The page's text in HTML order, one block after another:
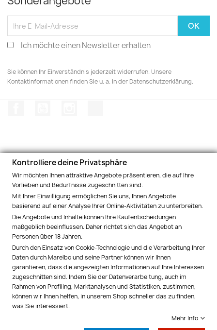
Ich möchte einen Newsletter erhalten
Sie können Ihr Einverständnis jederzeit widerrufen. Unsere
Kontaktinformationen finden Sie u. a. in der Datenschutzerklärung.
PRODUKTE
INFORMATIONEN UND BEDINGUNGEN
SOZIALE NETZWERKE
MARELBO EUROPE
IHR KONTO 
SHOP-EINSTELLUNGEN keyboard_arrow_down
Kontrolliere deine Privatsphäre
Wir möchten Ihnen attraktive Angebote präsentieren, die auf Ihre
Vorlieben und Bedürfnisse zugeschnitten sind.
Mit Ihrer Einwilligung ermöglichen Sie uns, Ihnen Angebote
basierend auf einer Analyse Ihrer Online-Aktivitäten zu unterbreiten.
Die Angebote und Inhalte können Ihre Kaufentscheidungen
maßgeblich beeinflussen. Daher richtet sich das Angebot an
Personen über 18 Jahren.
Durch den Einsatz von Cookie-Technologie und die Verarbeitung Ihrer
Daten durch Marelbo und seine Partner können wir Ihnen
garantieren, dass die angezeigten Informationen auf Ihre Interessen
zugeschnitten sind. Indem Sie der Datenverarbeitung, auch im
Rahmen von Profiling, Marktanalysen und Statistiken, zustimmen,
können wir Ihnen helfen, in unserem Shop schneller das zu finden,
was Sie interessiert.
Mehr Info